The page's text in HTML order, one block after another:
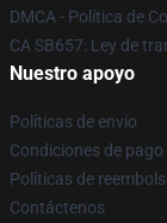
DMCA - Política de
CA SB657: Ley de
Nuestro apoyo
Políticas de envío
Condiciones de pago
Políticas de
Contáctenos